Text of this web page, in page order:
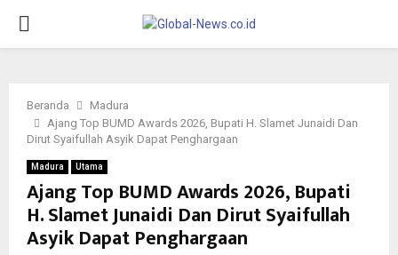
PRIMARY
Beranda
Madura
Ajang Top BUMD Awards 2026, Bupati H. Slamet Junaidi Dan
Dirut Syaifullah Asyik Dapat Penghargaan
Madura Utama
Ajang Top BUMD Awards 2026, Bupati
H. Slamet Junaidi Dan Dirut Syaifullah
Asyik Dapat Penghargaan